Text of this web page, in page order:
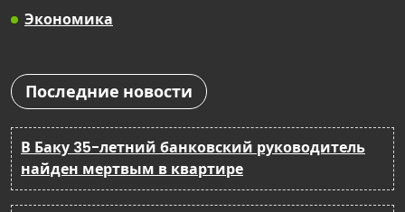
Экономика
Последние новости
В Баку 35-летний банковский руководитель
найден мертвым в квартире